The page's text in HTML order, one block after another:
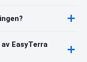
EasyTerra